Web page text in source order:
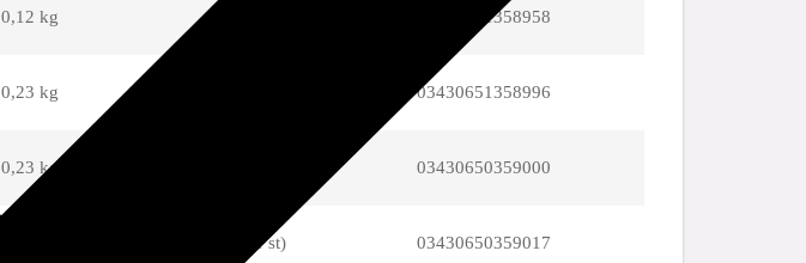
0,12 kg 03430651358958
0,23 kg 03430651358996
0,23 kg 03430650359000
påse (1 st) 03430650359017